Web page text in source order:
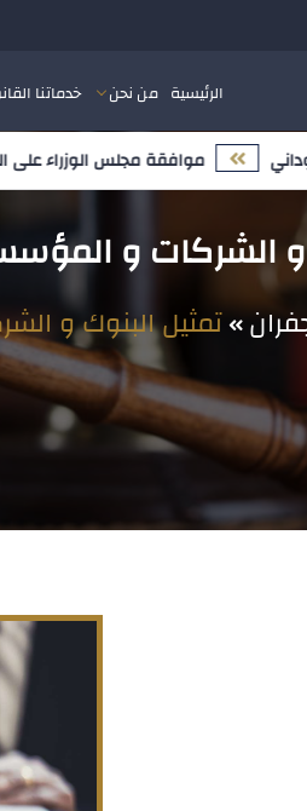
الرئيسية من نحن خدماتنا
موافقة مجلس الوزراء على
و الشركات و
تمثيل البنوك و